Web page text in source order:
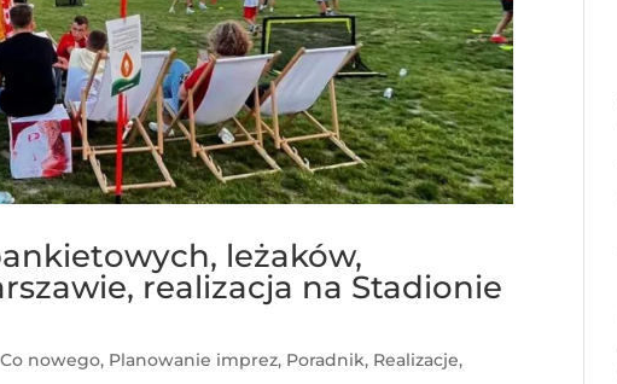
leżaków,
realizacja na Stadionie
Co nowego, Planowanie imprez, Poradnik, Realizacje,